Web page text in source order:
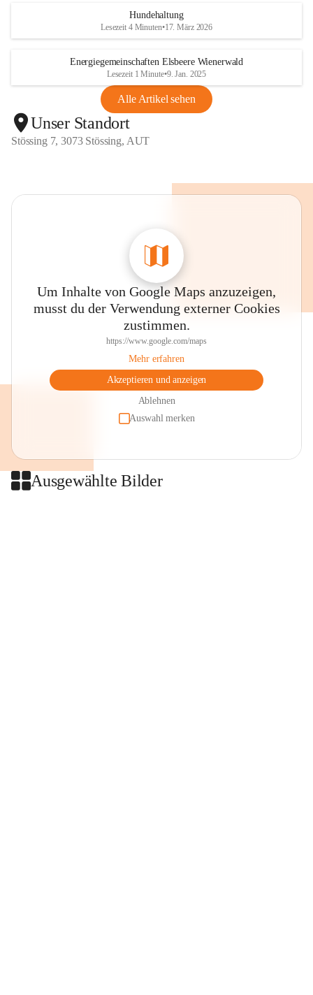
Hundehaltung
Lesezeit 4 Minuten•17. März 2026
Energiegemeinschaften Elsbeere Wienerwald
Lesezeit 1 Minute•9. Jan. 2025
Alle Artikel sehen
Unser Standort
Stössing 7, 3073 Stössing, AUT
Um Inhalte von Google Maps anzuzeigen,
musst du der Verwendung externer Cookies
zustimmen.
https://www.google.com/maps
Mehr erfahren
Akzeptieren und anzeigen
Ablehnen
Auswahl merken
Ausgewählte Bilder